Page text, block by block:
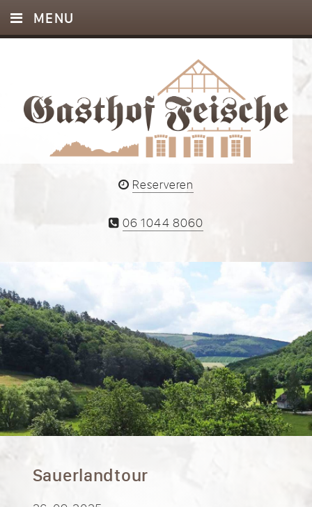
Reserveren
06 1044 8060
MENU
AGENDA
EVENTS
Sauerlandtour